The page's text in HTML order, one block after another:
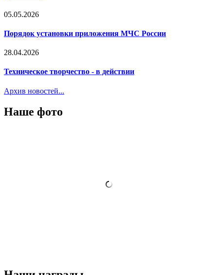
05.05.2026
Порядок установки приложения МЧС России
28.04.2026
Техническое творчество - в действии
Архив новостей...
Наше фото